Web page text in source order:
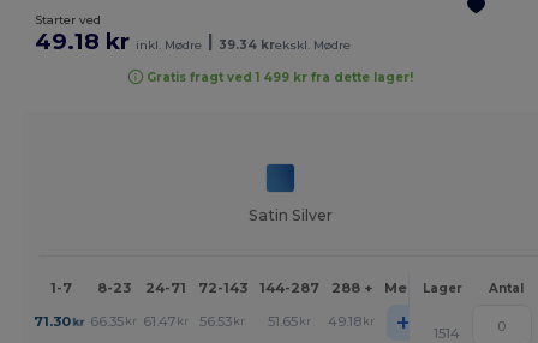
Starter ved
49.18 kr inkl. Mødre 39.34 krekskl. Mødre
Gratis fragt ved 1 499 kr fra dette lager!
Satin Silver
1-7 8-23 24-71 72-143 144-287 288 + MereLager Antal
71.30kr 66.35 kr 61.47 kr 56.53 kr 51.65 kr 49.18 kr + 1514